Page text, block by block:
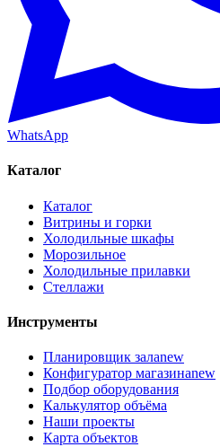
WhatsApp
Каталог
Каталог
Витрины и горки
Холодильные шкафы
Морозильное
Холодильные прилавки
Стеллажи
Инструменты
Планировщик залаnew
Конфигуратор магазинаnew
Подбор оборудования
Калькулятор объёма
Наши проекты
Карта объектов